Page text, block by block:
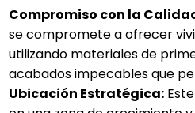
Compromiso con la
se compromete a ofrecer
utilizando materiales de
acabados impecables que
Ubicación Estratégica: